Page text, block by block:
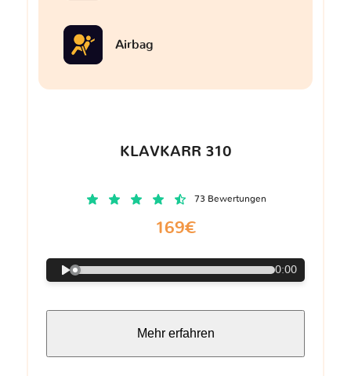
Airbag
KLAVKARR 310
73 Bewertungen
169€
0:00
Mehr erfahren